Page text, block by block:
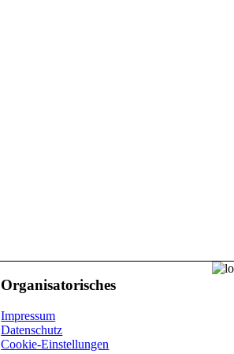
Organisatorisches
Impressum
Datenschutz
Cookie-Einstellungen